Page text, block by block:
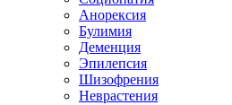
Анорексия
Булимия
Деменция
Эпилепсия
Шизофрения
Неврастения